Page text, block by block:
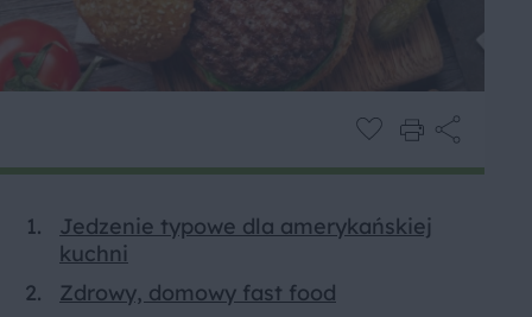
Jedzenie typowe dla amerykańskiej
kuchni
Zdrowy, domowy fast food